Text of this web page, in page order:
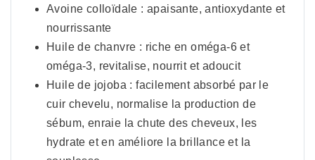
Avoine colloïdale : apaisante, antioxydante et
nourrissante
Huile de chanvre : riche en oméga-6 et
oméga-3, revitalise, nourrit et adoucit
Huile de jojoba : facilement absorbé par le
cuir chevelu, normalise la production de
sébum, enraie la chute des cheveux, les
hydrate et en améliore la brillance et la